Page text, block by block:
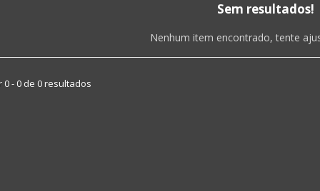
Sem resultados!
Nenhum item encontrado, tente
0 - 0 de 0 resultados